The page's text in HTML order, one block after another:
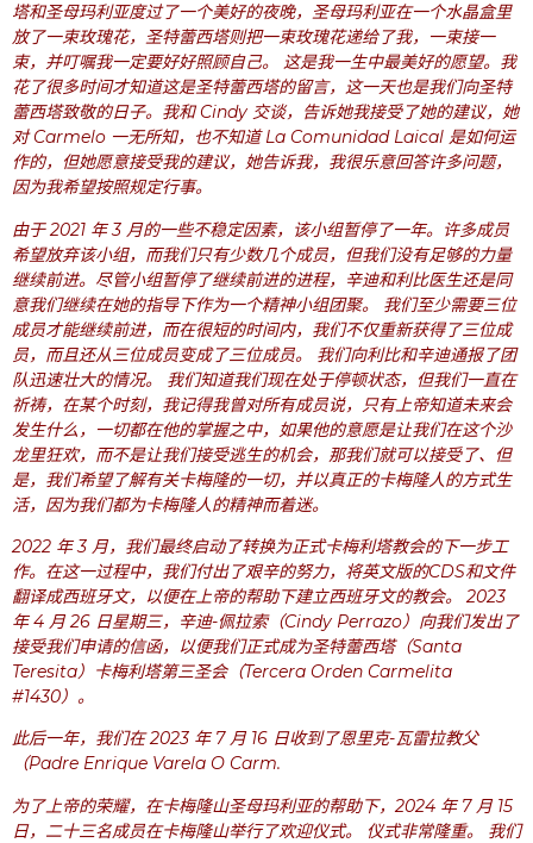
塔和圣母玛利亚度过了一个美好的夜晚，圣母玛利亚在一个水晶盒里
放了一束玫瑰花，圣特蕾西塔则把一束玫瑰花递给了我，一束接一
束，并叮嘱我一定要好好照顾自己。 这是我一生中最美好的愿望。我
花了很多时间才知道这是圣特蕾西塔的留言，这一天也是我们向圣特
蕾西塔致敬的日子。我和 Cindy 交谈，告诉她我接受了她的建议，她
对 Carmelo 一无所知，也不知道 La Comunidad Laical 是如何运
作的，但她愿意接受我的建议，她告诉我，我很乐意回答许多问题，
因为我希望按照规定行事。
由于 2021 年 3 月的一些不稳定因素，该小组暂停了一年。许多成员
希望放弃该小组，而我们只有少数几个成员，但我们没有足够的力量
继续前进。尽管小组暂停了继续前进的进程，辛迪和利比医生还是同
意我们继续在她的指导下作为一个精神小组团聚。 我们至少需要三位
成员才能继续前进，而在很短的时间内，我们不仅重新获得了三位成
员，而且还从三位成员变成了三位成员。 我们向利比和辛迪通报了团
队迅速壮大的情况。 我们知道我们现在处于停顿状态，但我们一直在
祈祷，在某个时刻，我记得我曾对所有成员说，只有上帝知道未来会
发生什么，一切都在他的掌握之中，如果他的意愿是让我们在这个沙
龙里狂欢，而不是让我们接受逃生的机会，那我们就可以接受了、但
是，我们希望了解有关卡梅隆的一切，并以真正的卡梅隆人的方式生
活，因为我们都为卡梅隆人的精神而着迷。
2022 年 3 月，我们最终启动了转换为正式卡梅利塔教会的下一步工
作。在这一过程中，我们付出了艰辛的努力，将英文版的CDS和文件
翻译成西班牙文，以便在上帝的帮助下建立西班牙文的教会。 2023
年 4 月 26 日星期三，辛迪-佩拉索（Cindy Perrazo）向我们发出了
接受我们申请的信函，以便我们正式成为圣特蕾西塔（Santa
Teresita）卡梅利塔第三圣会（Tercera Orden Carmelita
#1430）。
此后一年，我们在 2023 年 7 月 16 日收到了恩里克-瓦雷拉教父
（Padre Enrique Varela O Carm.
为了上帝的荣耀，在卡梅隆山圣母玛利亚的帮助下，2024 年 7 月 15
日，二十三名成员在卡梅隆山举行了欢迎仪式。 仪式非常隆重。 我们